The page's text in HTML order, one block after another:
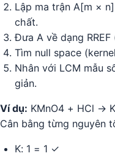
Lập ma trận A[m ×
chất.
Đưa A về dạng
Tìm null space
Nhân với LCM mẫu
giản.
Ví dụ: KMnO4 + HCl →
Cân bằng từng nguyên
K: 1 = 1 ✓